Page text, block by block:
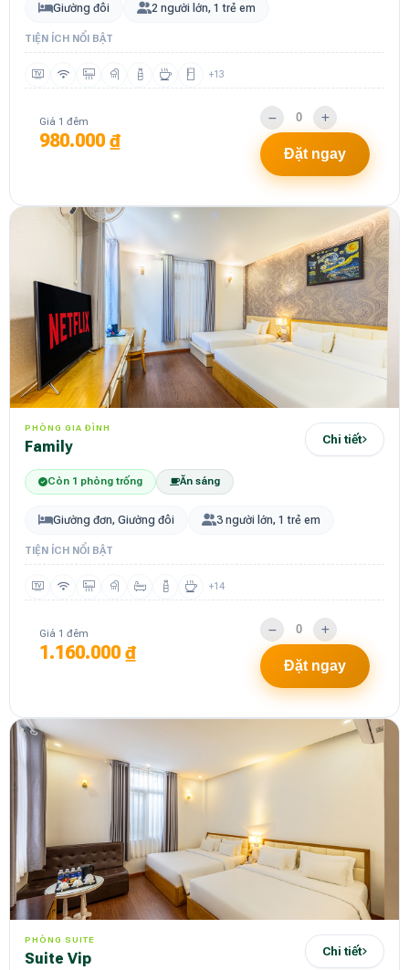
Giường đôi 2 người lớn, 1 trẻ em
TIỆN ÍCH NỔI BẬT
+13
Giá 1 đêm
980.000 ₫
Đặt ngay
PHÒNG GIA ĐÌNH
Family Chi tiết
Còn 1 phòng trống Ăn sáng
Giường đơn, Giường đôi 3 người lớn, 1 trẻ em
TIỆN ÍCH NỔI BẬT
+14
Giá 1 đêm
1.160.000 ₫
Đặt ngay
PHÒNG SUITE
Suite Vip Chi tiết